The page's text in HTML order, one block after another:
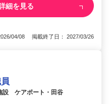
細を見る
04/08 掲載終了日： 2027/03/26
設 ケアポート・田谷